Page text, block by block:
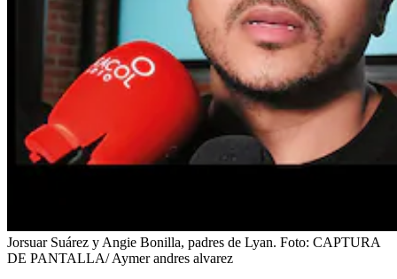
Jorsuar Suárez y Angie Bonilla, padres de Lyan. Foto: CAPTURA
DE PANTALLA/ Aymer andres alvarez